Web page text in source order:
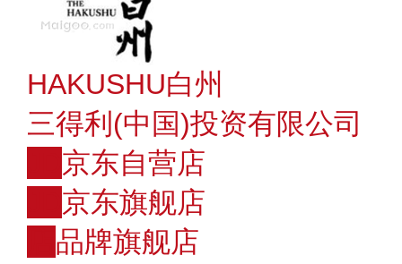
HAKUSHU白州
三得利(中国)投资有限公司
京东自营店
京东旗舰店
品牌旗舰店